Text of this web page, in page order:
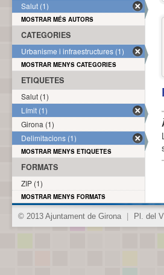
Salut (1)
MOSTRAR MÉS AUTORS
CATEGORIES
Urbanisme i infraestructures (1)
MOSTRAR MENYS CATEGORIES
ETIQUETES
Salut (1)
Límit (1)
Girona (1)
Delimitacions (1)
MOSTRAR MENYS ETIQUETES
FORMATS
ZIP (1)
MOSTRAR MENYS FORMATS
© 2013 Ajuntament de Girona Pl. del